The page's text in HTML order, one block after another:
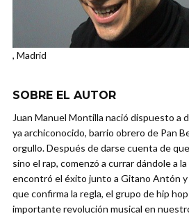
, Madrid
SOBRE EL AUTOR
Juan Manuel Montilla nació dispuesto a
ya archiconocido, barrio obrero de Pan
orgullo. Después de darse cuenta de
sino el rap, comenzó a currar dándole a
encontró el éxito junto a Gitano Antón y
que confirma la regla, el grupo de hip
importante revolución musical en